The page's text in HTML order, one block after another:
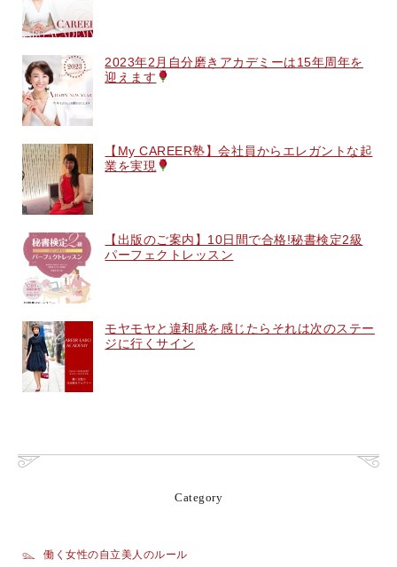
2023年2月自分磨きアカデミーは15年周年を
迎えます
【My CAREER塾】会社員からエレガントな起
業を実現
【出版のご案内】10日間で合格!秘書検定2級
パーフェクトレッスン
モヤモヤと違和感を感じたらそれは次のステー
ジに行くサイン
Category
働く女性の自立美人のルール